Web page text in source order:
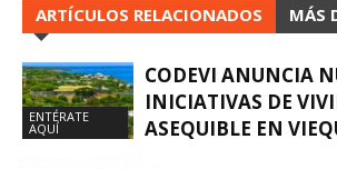
ARTÍCULOS RELACIONADOS MÁS
ENTÉRATE
AQUÍ
CODEVI ANUNCIA
INICIATIVAS DE
ASEQUIBLE EN